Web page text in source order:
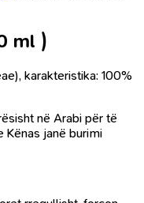
ml )
karakteristika: 100%
në Arabi për të
Kënas janë burimi